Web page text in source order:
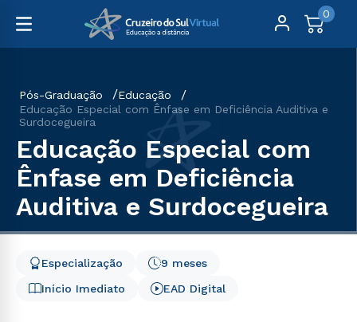
0
Pós-Graduação
Educação
Educação Especial com Ênfase em Deficiência Auditiva e
Surdocegueira
Educação Especial com
Ênfase em Deficiência
Auditiva e Surdocegueira
Início Imediato
9 meses
Especialização
EAD Digital